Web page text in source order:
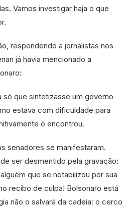
Vamos investigar haja o que
respondendo a jornalistas nos
já havia mencionado a
só que sintetizasse um governo
estava com dificuldade para
o encontrou.
senadores se manifestaram.
ser desmentido pela gravação:
que se notabilizou por sua
recibo de culpa! Bolsonaro está
não o salvará da cadeia: o cerco